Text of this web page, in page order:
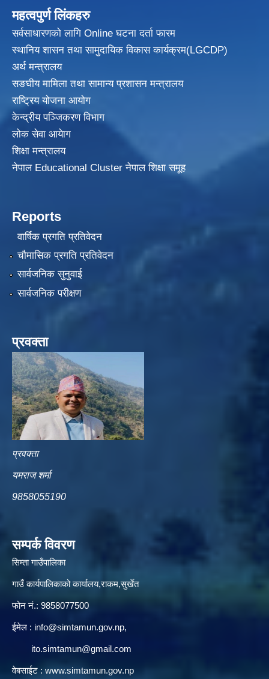
महत्वपुर्ण लिंकहरु
सर्वसाधारणको लागि Online घटना दर्ता फारम
स्थानिय शासन तथा सामुदायिक विकासकार्यक्रम(LGCDP)
अर्थ मन्त्रालय
सङघीय मामिला तथा सामान्य प्रशासन मन्त्रालय
राष्ट्रिय योजना आयोग
केन्द्रीय पञ्जिकरण विभाग
लोक सेवा आयेाग
शिक्षा मन्त्रालय
नेपाल Educational Cluster नेपाल शिक्षा समूह
Reports
वार्षिक प्रगति प्रतिवेदन
चौमासिक प्रगति प्रतिवेदन
सार्वजनिक सुनुवाई
सार्वजनिक परीक्षण
प्रवक्ता
प्रवक्ता
यमराज शर्मा
9858055190
सम्पर्क विवरण
सिम्ता गाउँपालिका
गाउँ कार्यपालिकाको कार्यालय,राकम,सुर्खेत
फोन नं.: 9858077500
ईमेल‌ : info@simtamun.gov.np,
ito.simtamun@gmail.com
वेबसाईट : www.simtamun.gov.np